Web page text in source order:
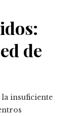
de
insuficiente